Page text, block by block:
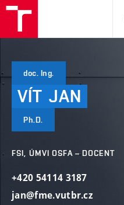
doc. Ing.
VÍT JAN
Ph.D.
FSI, ÚMVI OSFA – DOCENT
+420 54114 3187
jan@fme.vutbr.cz